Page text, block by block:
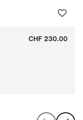
CHF 230.00